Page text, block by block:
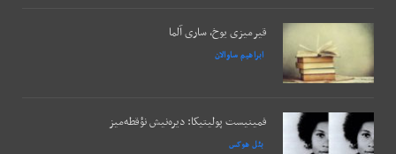
قیرمیزی یوخ، ساری آلما
ابراهیم ساوالان
فمینیست پولیتیکا: دیره‌نیش نؤقطه‌میز
بئل هوکس